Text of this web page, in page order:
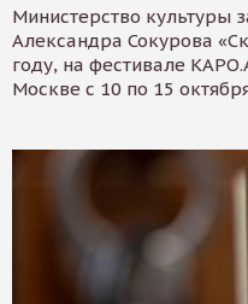
Министерство культуры
Александра Сокурова
году, на фестивале
Москве с 10 по 15